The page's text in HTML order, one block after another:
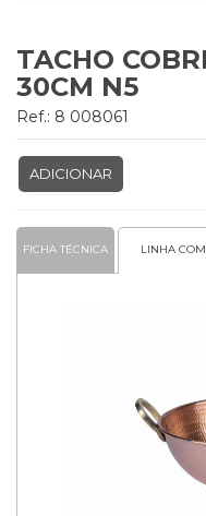
TACHO
30CM N5
Ref.: 8 008061
ADICIONAR
FICHA TÉCNICA LINHA